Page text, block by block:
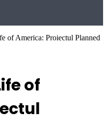
of America: Proiectul Planned
of